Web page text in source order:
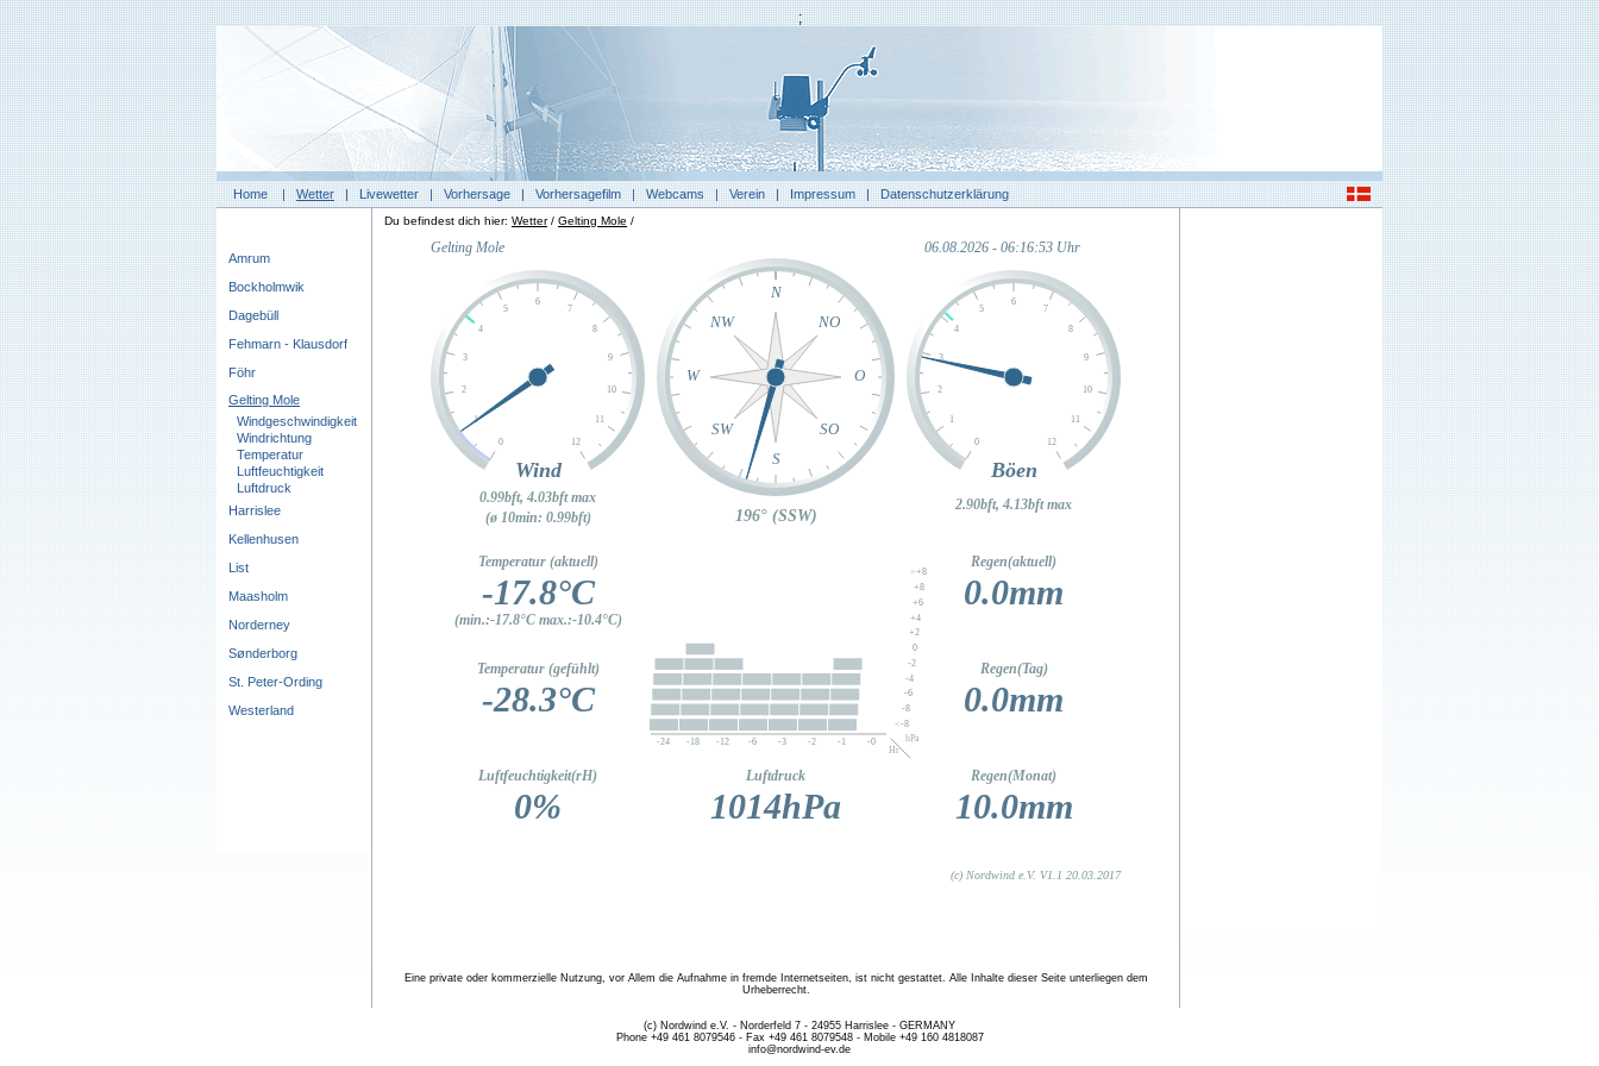
;
Home|Wetter|Livewetter|Vorhersage|Vorhersagefilm|Webcams|Verein|Impressum|Datenschutzerklärung
Amrum
Bockholmwik
Dagebüll
Fehmarn - Klausdorf
Föhr
Gelting Mole
Windgeschwindigkeit
Windrichtung
Temperatur
Luftfeuchtigkeit
Luftdruck
Harrislee
Kellenhusen
List
Maasholm
Norderney
Sønderborg
St. Peter-Ording
Westerland
Du befindest dich hier: Wetter/ Gelting Mole /
Eine private oder kommerzielle Nutzung, vor Allem die Aufnahme in fremde Internetseiten, ist nicht gestattet. Alle Inhalte dieser Seite unterliegen dem
Urheberrecht.
(c) Nordwind e.V. - Norderfeld 7 - 24955 Harrislee - GERMANY
Phone +49 461 8079546 - Fax +49 461 8079548 - Mobile +49 160 4818087
info@nordwind-ev.de